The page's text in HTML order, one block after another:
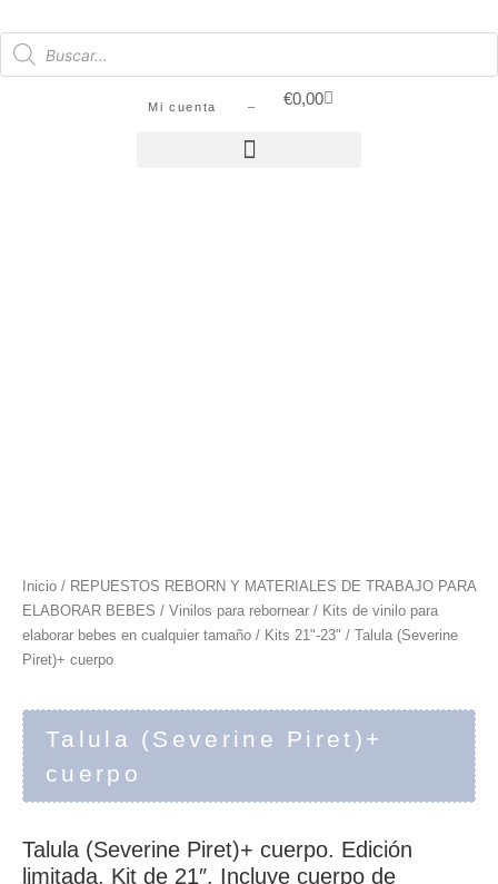
Mi cuenta – €0,00
Inicio / REPUESTOS REBORN Y MATERIALES DE TRABAJO PARA
ELABORAR BEBES / Vinilos para rebornear / Kits de vinilo para
elaborar bebes en cualquier tamaño / Kits 21"-23" / Talula (Severine
Piret)+ cuerpo
Talula (Severine Piret)+
cuerpo
Talula (Severine Piret)+ cuerpo. Edición
limitada. Kit de 21″. Incluye cuerpo de